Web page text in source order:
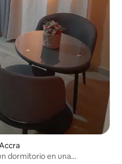
dormitorio en una